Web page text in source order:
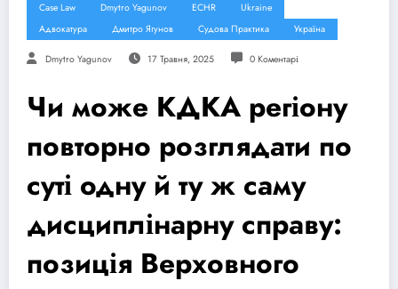
Case Law Dmytro Yagunov ECHR
Ukraine
Адвокатура
Дмитро Ягунов Судова Практика Україна
Dmytro Yagunov 17 Травня, 2025 0 Коментарі
Чи може КДКА регіону
повторно розглядати по
суті одну й ту ж саму
дисциплінарну справу:
позиція Верховного